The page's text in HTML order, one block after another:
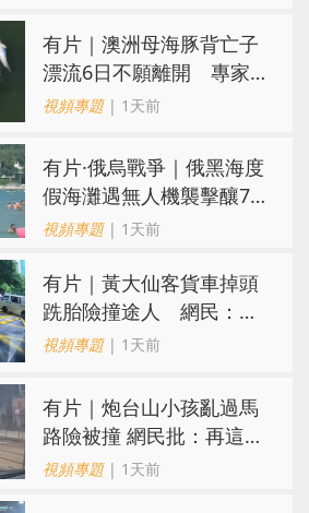
有片｜澳洲母海豚背亡子
漂流6日不願離開 專家：
極度悲傷下的哀悼行為
視頻專題| 1天前
​有片·俄烏戰爭｜俄黑海度
假海灘遇無人機襲擊釀7死
40傷 俄烏各執一詞
視頻專題| 1天前
有片｜黃大仙客貨車掉頭
跣胎險撞途人 網民：飄
移得好靚喎
視頻專題| 1天前
有片｜炮台山小孩亂過馬
路險被撞 網民批：再這樣
很快轉生
視頻專題| 1天前